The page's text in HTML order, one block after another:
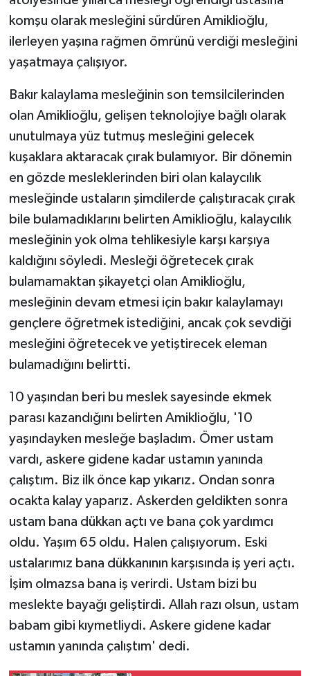
komşu olarak mesleğini sürdüren Amiklioğlu,
ilerleyen yaşına rağmen ömrünü verdiği mesleğini
yaşatmaya çalışıyor.
Bakır kalaylama mesleğinin son temsilcilerinden
olan Amiklioğlu, gelişen teknolojiye bağlı olarak
unutulmaya yüz tutmuş mesleğini gelecek
kuşaklara aktaracak çırak bulamıyor. Bir dönemin
en gözde mesleklerinden biri olan kalaycılık
mesleğinde ustaların şimdilerde çalıştıracak çırak
bile bulamadıklarını belirten Amiklioğlu, kalaycılık
mesleğinin yok olma tehlikesiyle karşı karşıya
kaldığını söyledi. Mesleği öğretecek çırak
bulamamaktan şikayetçi olan Amiklioğlu,
mesleğinin devam etmesi için bakır kalaylamayı
gençlere öğretmek istediğini, ancak çok sevdiği
mesleğini öğretecek ve yetiştirecek eleman
bulamadığını belirtti.
10 yaşından beri bu meslek sayesinde ekmek
parası kazandığını belirten Amiklioğlu, '10
yaşındayken mesleğe başladım. Ömer ustam
vardı, askere gidene kadar ustamın yanında
çalıştım. Biz ilk önce kap yıkarız. Ondan sonra
ocakta kalay yaparız. Askerden geldikten sonra
ustam bana dükkan açtı ve bana çok yardımcı
oldu. Yaşım 65 oldu. Halen çalışıyorum. Eski
ustalarımız bana dükkanının karşısında iş yeri açtı.
İşim olmazsa bana iş verirdi. Ustam bizi bu
meslekte bayağı geliştirdi. Allah razı olsun, ustam
babam gibi kıymetliydi. Askere gidene kadar
ustamın yanında çalıştım' dedi.